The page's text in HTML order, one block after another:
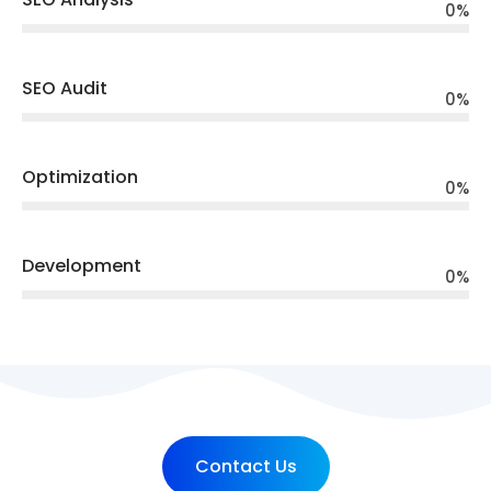
0%
SEO Audit 0%
Optimization 0%
Development 0%
Contact Us